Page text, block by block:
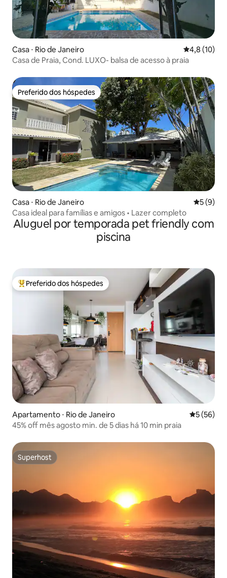
Casa ⋅ Rio de Janeiro 4,8 de uma
4,8 (10)
Casa de Praia, Cond. LUXO- balsa de acesso à praia
Preferido dos hóspedes
Preferido dos hóspedes
Casa ⋅ Rio de Janeiro 5 de
5 (9)
Casa ideal para famílias e amigos • Lazer completo
Aluguel por temporada pet friendly com
piscina
Entre os melhores preferidos dos hóspedes
Preferido dos hóspedes
Apartamento ⋅ Rio de Janeiro 5 de uma
5 (56)
45% off mês agosto min. de 5 dias há 10 min praia
Superhost
Superhost